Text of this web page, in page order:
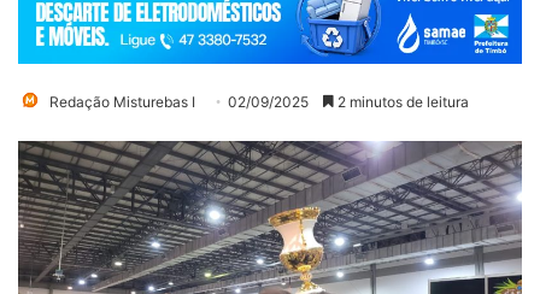
Redação Misturebas I 02/09/2025 2 minutos de leitura